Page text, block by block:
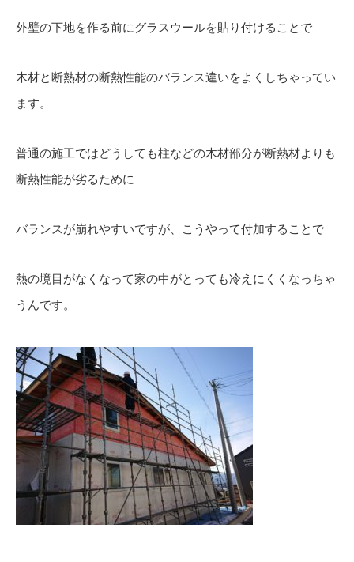
外壁の下地を作る前にグラスウールを貼り付けることで
木材と断熱材の断熱性能のバランス違いをよくしちゃってい
ます。
普通の施工ではどうしても柱などの木材部分が断熱材よりも
断熱性能が劣るために
バランスが崩れやすいですが、こうやって付加することで
熱の境目がなくなって家の中がとっても冷えにくくなっちゃ
うんです。